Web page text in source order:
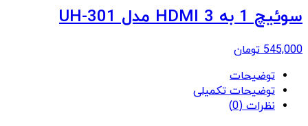
سوئیچ 1 به 3 HDMI مدل UH-301
545,000 تومان
توضیحات
توضیحات تکمیلی
نظرات (0)